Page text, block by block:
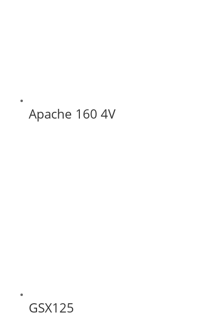
Apache 160 4V
GSX125